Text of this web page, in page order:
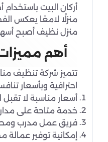
أركان البيت
منزلًا لامعًا يعكس
منزل نظيف أصبح
أهم
تتميز شركة تنظيف
احترافية وبأسعار
أسعار مناسبة لا
خدمة متاحة على
فريق عمل مدرب
إمكانية توفير